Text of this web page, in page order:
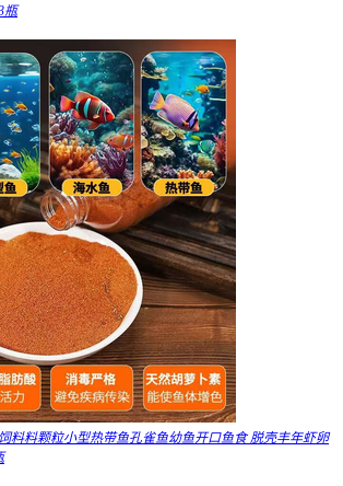
瓶
料料颗粒小型热带鱼孔雀鱼幼鱼开口鱼食 脱壳丰年虾卵